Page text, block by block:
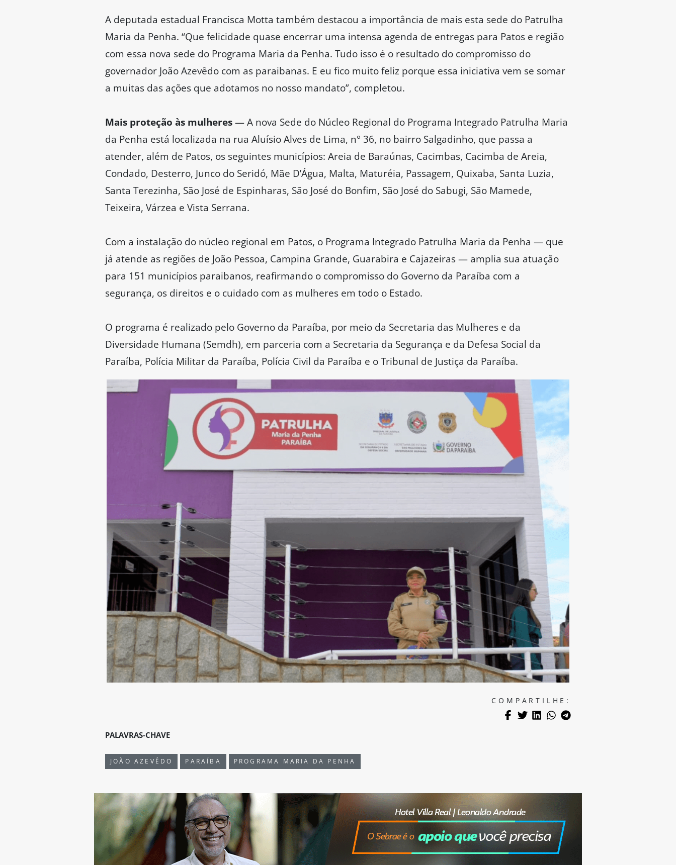
A deputada estadual Francisca Motta também destacou a importância de mais esta sede do Patrulha
Maria da Penha. “Que felicidade quase encerrar uma intensa agenda de entregas para Patos e região
com essa nova sede do Programa Maria da Penha. Tudo isso é o resultado do compromisso do
governador João Azevêdo com as paraibanas. E eu fico muito feliz porque essa iniciativa vem se somar
a muitas das ações que adotamos no nosso mandato”, completou.
Mais proteção às mulheres— A nova Sede do Núcleo Regional do Programa Integrado Patrulha Maria
da Penha está localizada na rua Aluísio Alves de Lima, n° 36, no bairro Salgadinho, que passa a
atender, além de Patos, os seguintes municípios: Areia de Baraúnas, Cacimbas, Cacimba de Areia,
Condado, Desterro, Junco do Seridó, Mãe D’Água, Malta, Maturéia, Passagem, Quixaba, Santa Luzia,
Santa Terezinha, São José de Espinharas, São José do Bonfim, São José do Sabugi, São Mamede,
Teixeira, Várzea e Vista Serrana.
Com a instalação do núcleo regional em Patos, o Programa Integrado Patrulha Maria da Penha — que
já atende as regiões de João Pessoa, Campina Grande, Guarabira e Cajazeiras — amplia sua atuação
para 151 municípios paraibanos, reafirmando o compromisso do Governo da Paraíba com a
segurança, os direitos e o cuidado com as mulheres em todo o Estado.
O programa é realizado pelo Governo da Paraíba, por meio da Secretaria das Mulheres e da
Diversidade Humana (Semdh), em parceria com a Secretaria da Segurança e da Defesa Social da
Paraíba, Polícia Militar da Paraíba, Polícia Civil da Paraíba e o Tribunal de Justiça da Paraíba.
COMPARTILHE:
PALAVRAS-CHAVE
JOÃO AZEVÊDO PARAÍBA PROGRAMA MARIA DA PENHA